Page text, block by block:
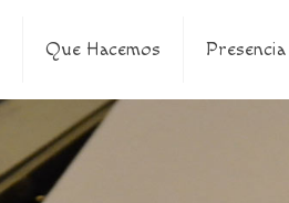
Que Hacemos